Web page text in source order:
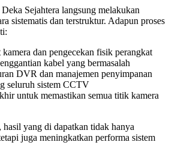
Sejahtera langsung melakukan
sistematis dan terstruktur. Adapun proses
dan pengecekan fisik perangkat
kabel yang bermasalah
DVR dan manajemen penyimpanan
seluruh sistem CCTV
untuk memastikan semua titik kamera
yang di dapatkan tidak hanya
juga meningkatkan performa sistem